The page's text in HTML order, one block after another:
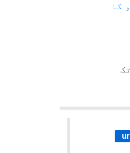
کا